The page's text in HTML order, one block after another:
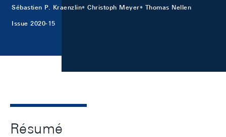
Sébastien P. Kraenzlin Christoph Meyer Thomas Nellen
Issue 2020-15
Résumé